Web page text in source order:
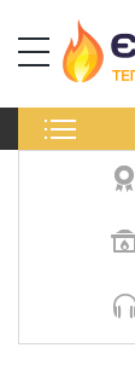
ПЕЧІ
АКСЕСУАРИ